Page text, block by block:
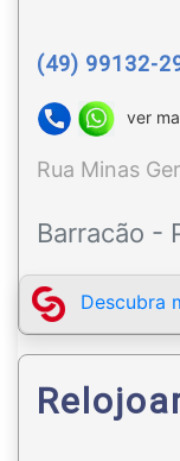
(49) 99132-
ver
Rua Minas
Barracão -
Descubra